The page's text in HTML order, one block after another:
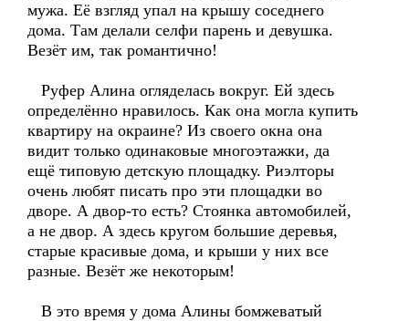
мужа. Её взгляд упал на крышу соседнего
дома. Там делали селфи парень и девушка.
Везёт им, так романтично!
Руфер Алина огляделась вокруг. Ей здесь
определённо нравилось. Как она могла купить
квартиру на окраине? Из своего окна она
видит только одинаковые многоэтажки, да
ещё типовую детскую площадку. Риэлторы
очень любят писать про эти площадки во
дворе. А двор-то есть? Стоянка автомобилей,
а не двор. А здесь кругом большие деревья,
старые красивые дома, и крыши у них все
разные. Везёт же некоторым!
В это время у дома Алины бомжеватый